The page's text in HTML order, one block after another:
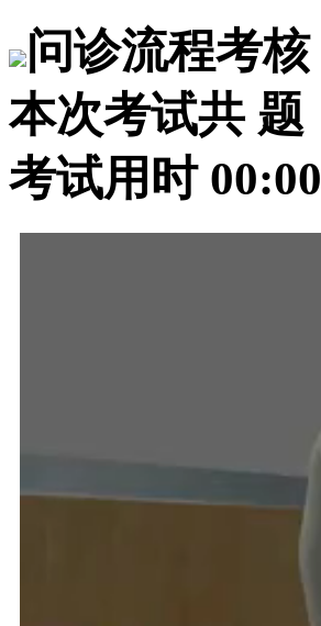
问诊流程考核
本次考试共 题
考试用时 00:00